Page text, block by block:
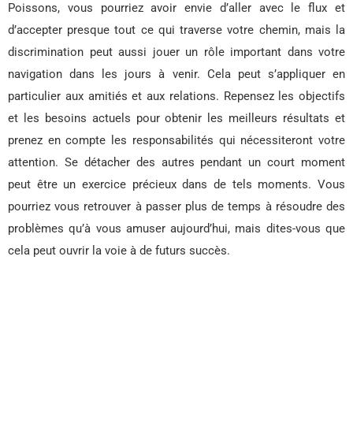
Poissons, vous pourriez avoir envie d’aller avec le flux et
d’accepter presque tout ce qui traverse votre chemin, mais la
discrimination peut aussi jouer un rôle important dans votre
navigation dans les jours à venir. Cela peut s’appliquer en
particulier aux amitiés et aux relations. Repensez les objectifs
et les besoins actuels pour obtenir les meilleurs résultats et
prenez en compte les responsabilités qui nécessiteront votre
attention. Se détacher des autres pendant un court moment
peut être un exercice précieux dans de tels moments. Vous
pourriez vous retrouver à passer plus de temps à résoudre des
problèmes qu’à vous amuser aujourd’hui, mais dites-vous que
cela peut ouvrir la voie à de futurs succès.